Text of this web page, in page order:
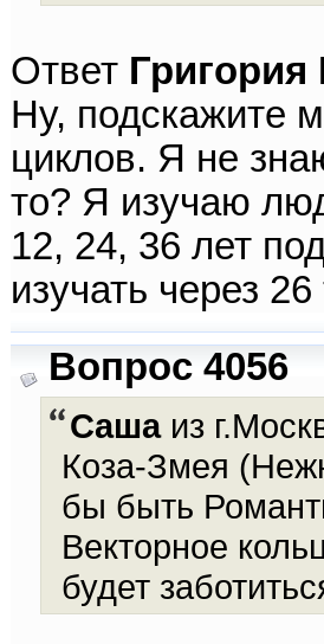
Ответ
Ну, подскажите
циклов. Я не
то? Я изучаю
12, 24, 36 лет
изучать через
Вопрос 4056
Сашаиз
Коза-Змея
бы быть
Векторное
будет